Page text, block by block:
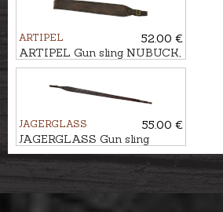
ARTIPEL
52.00 €
ARTIPEL Gun sling NUBUCK,
93cm
JAGERGLASS
55.00 €
JAGERGLASS Gun sling
HUNTER LUX - DEER